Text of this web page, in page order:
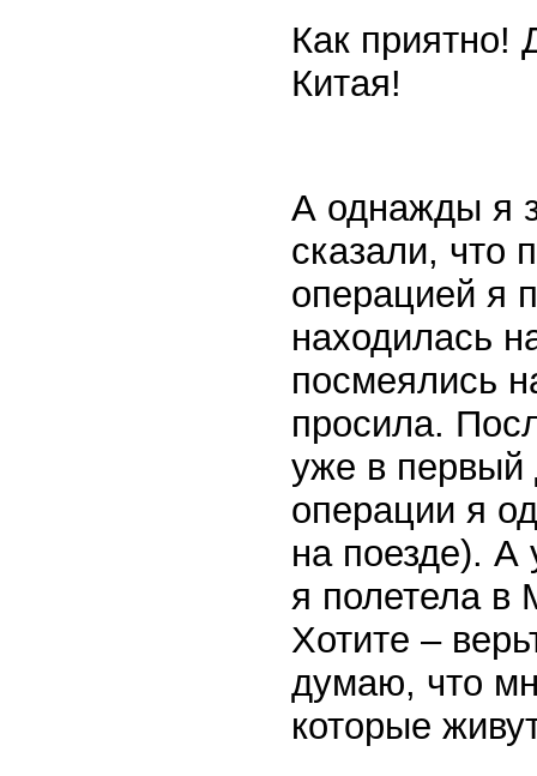
Как приятно!
Китая!
А однажды я
сказали, что
операцией я
находилась
посмеялись
просила.
уже в
операции я
на поезде). А
я полетела в
Хотите –
думаю, что
которые